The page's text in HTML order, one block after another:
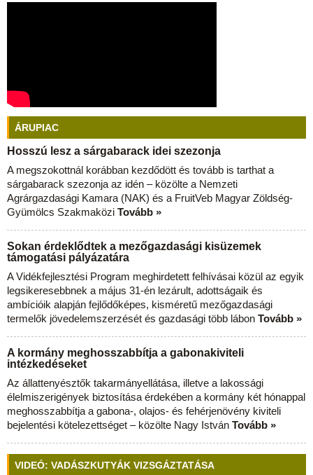
ÁRUPIAC
Hosszú lesz a sárgabarack idei szezonja
A megszokottnál korábban kezdődött és tovább is tarthat a
sárgabarack szezonja az idén – közölte a Nemzeti
Agrárgazdasági Kamara (NAK) és a FruitVeb Magyar Zöldség-
Gyümölcs Szakmaközi Tovább »
Sokan érdeklődtek a mezőgazdasági kisüzemek
támogatási pályázatára
A Vidékfejlesztési Program meghirdetett felhívásai közül az egyik
legsikeresebbnek a május 31-én lezárult, adottságaik és
ambícióik alapján fejlődőképes, kisméretű mezőgazdasági
termelők jövedelemszerzését és gazdasági több lábon Tovább »
A kormány meghosszabbítja a gabonakiviteli
intézkedéseket
Az állattenyésztők takarmányellátása, illetve a lakossági
élelmiszerigények biztosítása érdekében a kormány két hónappal
meghosszabbítja a gabona-, olajos- és fehérjenövény kiviteli
bejelentési kötelezettséget – közölte Nagy István Tovább »
VIDEÓ: VADÁSZKUTYÁK VIZSGÁZTATÁSA